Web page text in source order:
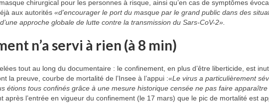
chirurgical pour les personnes à risque, ainsi qu’en cas de symptômes
aux autorités «d’encourager le port du masque par le grand public dans des
approche globale de lutte contre la transmission du Sars-CoV-2».
n’a servi à rien (à 8 min)
tout au long du documentaire : le confinement, en plus d’être liberticide, est
la preuve, courbe de mortalité de l’Insee à l’appui :«Le virus a particulièrement
étions tous confinés grâce à une mesure historique censée ne pas faire apparaître
après l’entrée en vigueur du confinement (le 17 mars) que le pic de mortalité est